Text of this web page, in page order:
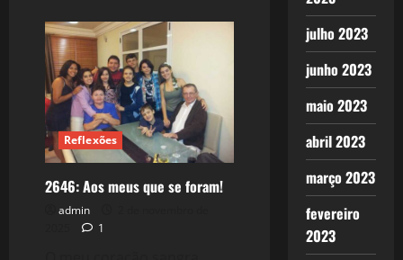
Reciclar
a
vida
e
não
morrer!
Reflexões
2646: Aos meus que se foram!
admin
1
julho 2023
junho 2023
maio 2023
abril 2023
março 2023
fevereiro
2023